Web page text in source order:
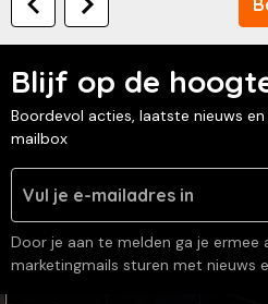
Blijf op de
Boordevol acties, laatste nieuws
mailbox
Door je aan te melden ga je ermee
marketingmails sturen met nieuws